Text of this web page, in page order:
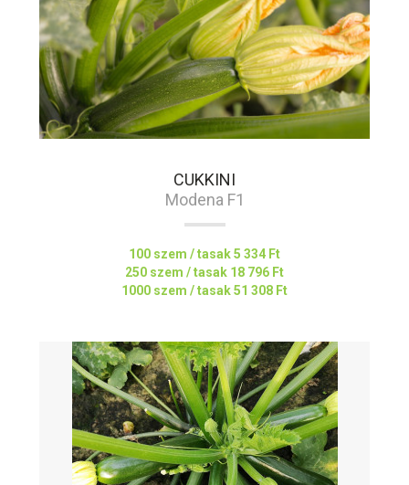
CUKKINI
Modena F1
100 szem / tasak5 334 Ft
250 szem / tasak 18 796 Ft
1000 szem / tasak51 308 Ft